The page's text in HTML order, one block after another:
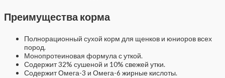
Преимущества корма
Полнорационный сухой корм для щенков и юниоров всех
пород.
Монопротеиновая формула с уткой.
Содержит 32% сушеной и 10% свежей утки.
Содержит Омега-3 и Омега-6 жирные кислоты.